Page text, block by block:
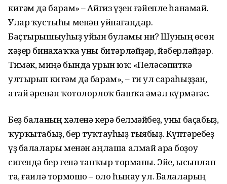
китәм дә барам» – Айгиз үҙен ғәйепле һанамай.
Улар ҡустыһы менән уйнағандар.
Баҫтырышыуһыҙ уйын буламы ни? Шуның өсөн
хәҙер бинахаҡҡа уны битәрләйҙәр, йәберләйҙәр.
Тимәк, миңә бында урын юҡ: «Пеләсәпиткә
ултырып китәм дә барам», – ти ул сараһыҙҙан,
атай әренән ҡотолорлоҡ башҡа әмәл күрмәгәс.
Беҙ баланың хәленә керә белмәйбеҙ, уны баҫабыҙ,
ҡурҡытабыҙ, бер туҡтауһыҙ тыябыҙ. Күптәребеҙ
үҙ балалары менән аңлаша алмай ара боҙоу
сигендә бер генә тапҡыр торманы. Эйе, ысынлап
та, ғаилә тормошо – оло һынау ул. Балаларың